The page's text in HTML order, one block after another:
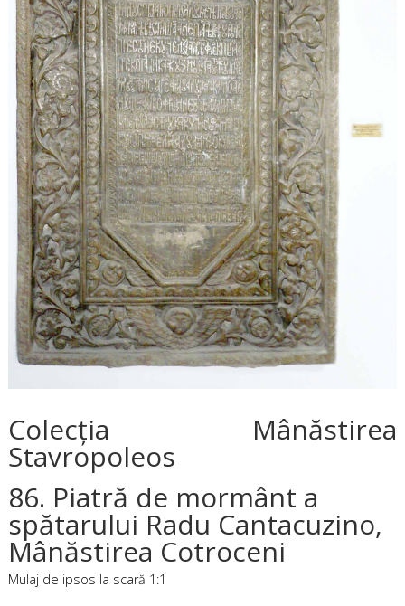
Colecţia Mânăstirea
Stavropoleos
86. Piatră de mormânt a
spătarului Radu Cantacuzino,
Mânăstirea Cotroceni
Mulaj de ipsos la scară 1:1